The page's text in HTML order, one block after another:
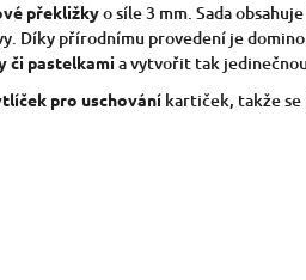
překližkyo síle 3 mm. Sada obsahuje
Díky přírodnímu provedení je
či pastelkamia vytvořit tak
pro uschování kartiček, takže se